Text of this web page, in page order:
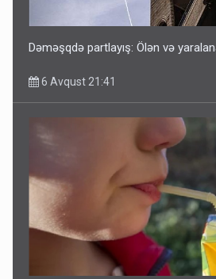
Dəməşqdə partlayış: Ölən və
6 Avqust 21:41